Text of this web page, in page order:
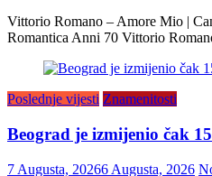
Vittorio Romano – Amore Mio |
Romantica Anni 70 Vittorio
Poslednje vijesti Znamenitosti
Beograd je izmijenio čak
7 Augusta, 20266 Augusta, 2026